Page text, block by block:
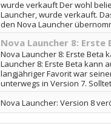
wurde verkauft Der wohl
Launcher, wurde verkauft.
den Nova Launcher
Nova Launcher 8:
Nova Launcher 8: Erste Beta
Launcher 8: Erste Beta kann
langjähriger Favorit war
unterwegs in Version 7.
Nova Launcher: Version 8